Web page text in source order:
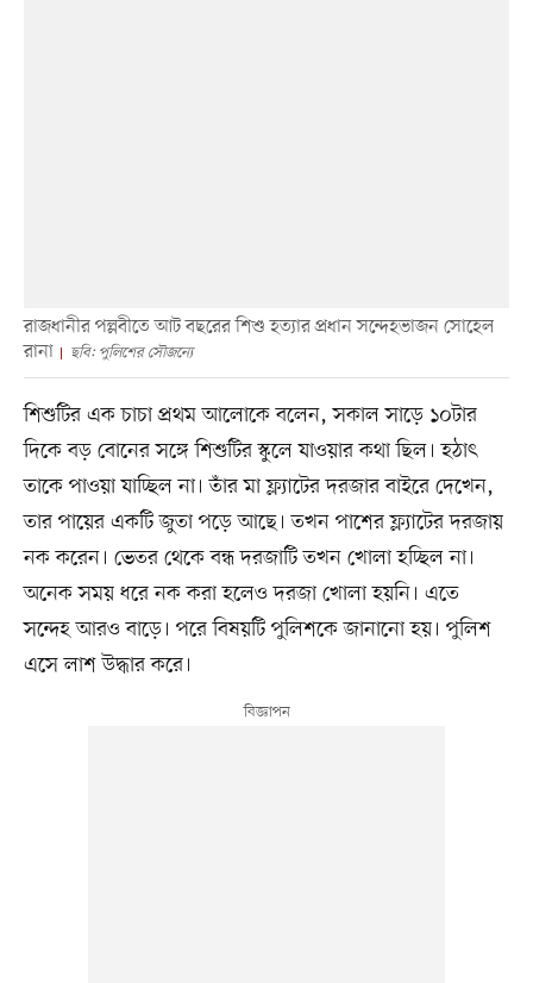
রাজধানীর পল্লবীতে আট বছরের শিশু হত্যার প্রধান সন্দেহভাজন সোহেল
রানা
ছবি: পুলিশের সৌজন্যে
শিশুটির এক চাচা প্রথম আলোকে বলেন, সকাল সাড়ে ১০টার
দিকে বড় বোনের সঙ্গে শিশুটির স্কুলে যাওয়ার কথা ছিল। হঠাৎ
তাকে পাওয়া যাচ্ছিল না। তাঁর মা ফ্ল্যাটের দরজার বাইরে দেখেন,
তার পায়ের একটি জুতা পড়ে আছে। তখন পাশের ফ্ল্যাটের দরজায়
নক করেন। ভেতর থেকে বন্ধ দরজাটি তখন খোলা হচ্ছিল না।
অনেক সময় ধরে নক করা হলেও দরজা খোলা হয়নি। এতে
সন্দেহ আরও বাড়ে। পরে বিষয়টি পুলিশকে জানানো হয়। পুলিশ
এসে লাশ উদ্ধার করে।